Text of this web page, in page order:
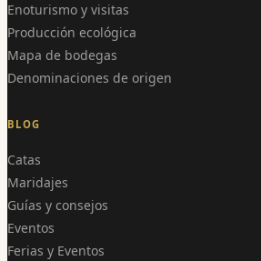
Enoturismo y visitas
Producción ecológica
Mapa de bodegas
Denominaciones de origen
BLOG
Catas
Maridajes
Guías y consejos
Eventos
Ferias y Eventos